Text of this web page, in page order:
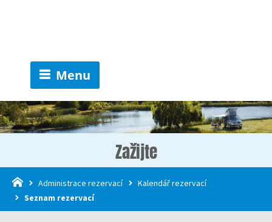
Menu
Zažijte
Administrace rezervací
Kalendář rezervací
Seznam rezervací